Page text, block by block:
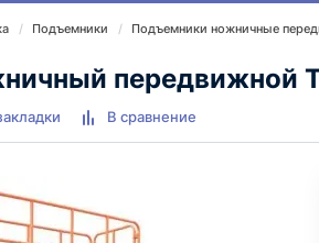
Подъемники Подъемники ножничные
передвижной
В сравнение